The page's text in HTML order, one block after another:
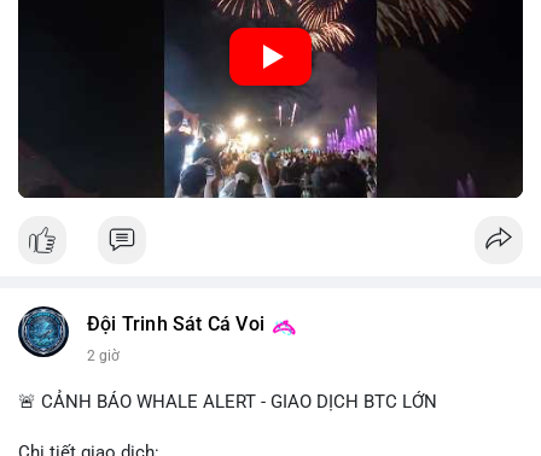
tiết kiệm hoặc đầu tư vào crypto nếu người tiêu dùng chuyển
🎥 Xem video trực tiếp tại:
Nguồn: Đồng Tâm
Đội Trinh Sát Cá Voi
2 giờ
🚨 CẢNH BÁO WHALE ALERT - GIAO DỊCH BTC LỚN